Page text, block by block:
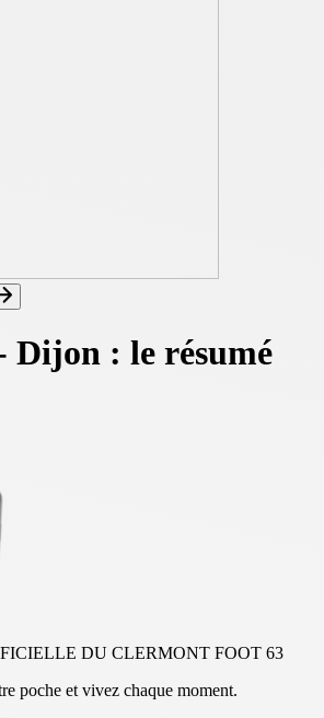
Dijon : le résumé
DU CLERMONT FOOT 63
poche et vivez chaque moment.